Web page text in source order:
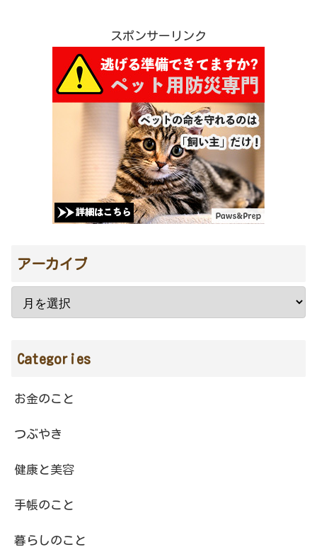
スポンサーリンク
アーカイブ
Categories
お金のこと
つぶやき
健康と美容
手帳のこと
暮らしのこと